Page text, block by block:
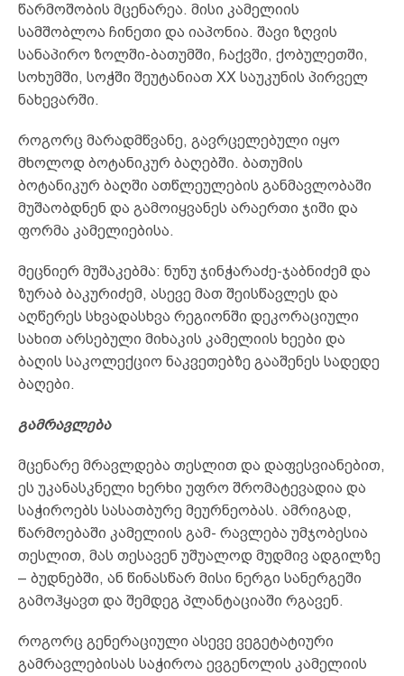
წარმოშობის მცენარეა. მისი კამელიის
სამშობლოა ჩინეთი და იაპონია. შავი ზღვის
სანაპირო ზოლში-ბათუმში, ჩაქვში, ქობულეთში,
სოხუმში, სოჭში შეუტანიათ XX საუკუნის პირველ
ნახევარში.
როგორც მარადმწვანე, გავრცელებული იყო
მხოლოდ ბოტანიკურ ბაღებში. ბათუმის
ბოტანიკურ ბაღში ათწლეულების განმავლობაში
მუშაობდნენ და გამოიყვანეს არაერთი ჯიში და
ფორმა კამელიებისა.
მეცნიერ მუშაკებმა: ნუნუ ჯინჭარაძე-ჯაბნიძემ და
ზურაბ ბაკურიძემ, ასევე მათ შეისწავლეს და
აღწერეს სხვადასხვა რეგიონში დეკორაციული
სახით არსებული მიხაკის კამელიის ხეები და
ბაღის საკოლექციო ნაკვეთებზე გააშენეს სადედე
ბაღები.
გამრავლება
მცენარე მრავლდება თესლით და დაფესვიანებით,
ეს უკანასკნელი ხერხი უფრო შრომატევადია და
საჭიროებს სასათბურე მეურნეობას. ამრიგად,
წარმოებაში კამელიის გამ- რავლება უმჯობესია
თესლით, მას თესავენ უშუალოდ მუდმივ ადგილზე
– ბუდნებში, ან წინასწარ მისი ნერგი სანერგეში
გამოჰყავთ და შემდეგ პლანტაციაში რგავენ.
როგორც გენერაციული ასევე ვეგეტატიური
გამრავლებისას საჭიროა ევგენოლის კამელიის